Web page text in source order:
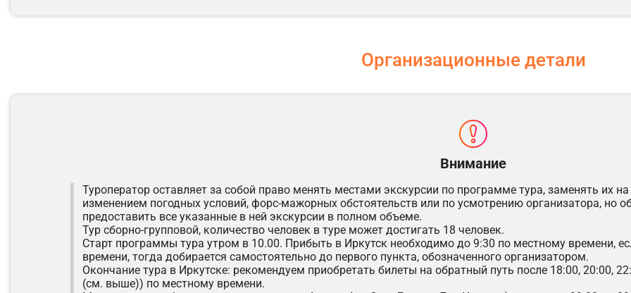
Организационные детали
Внимание
Туроператор оставляет за собой право менять местами экскурсии по программе тура, заменять их
изменением погодных условий, форс-мажорных обстоятельств или по усмотрению организатора, но
предоставить все указанные в ней экскурсии в полном объеме.
Тур сборно-групповой, количество человек в туре может достигать 18 человек.
Старт программы тура утром в 10.00. Прибыть в Иркутск необходимо до 9:30 по местному времени,
времени, тогда добирается самостоятельно до первого пункта, обозначенного организатором.
Окончание тура в Иркутске: рекомендуем приобретать билеты на обратный путь после 18:00, 20:00,
(см. выше)) по местному времени.